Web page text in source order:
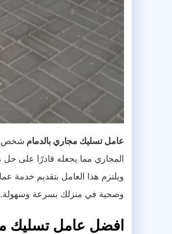
عامل تسليك مجاري بالدمام شخص
المجاري مما يجعله قادرًا على
ويلتزم هذا العامل بتقديم خدمة
وصحية في منزلك بسرعة وسهولة.
افضل عامل تسليك